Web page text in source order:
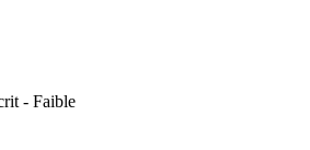
- Faible